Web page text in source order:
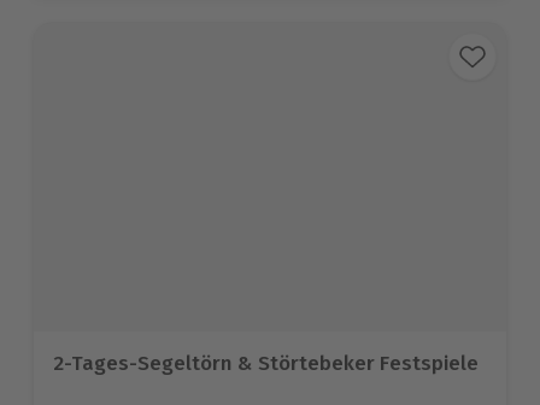
2-Tages-Segeltörn & Störtebeker Festspiele